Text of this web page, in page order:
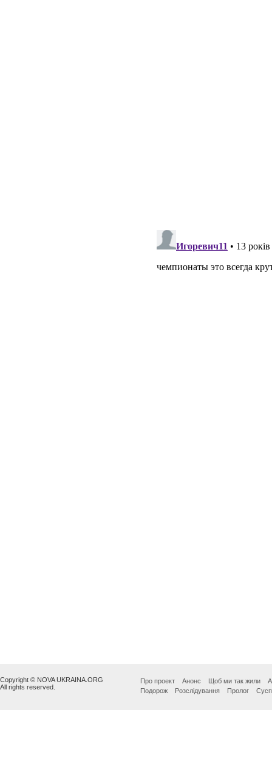
Copyright © NOVA UKRAINA.ORG
All rights reserved.
Про проект Анонс Щоб ми так жили
Подорож
Розслідування Пролог